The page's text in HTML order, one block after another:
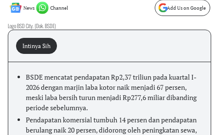
News Channel Add Us on Google
Logo BSD City. (Dok. BSDE)
Intinya Sih
BSDE mencatat pendapatan Rp2,37 triliun pada kuartal I-
2026 dengan marjin laba kotor naik menjadi 67 persen,
meski laba bersih turun menjadi Rp277,6 miliar dibanding
periode sebelumnya.
Pendapatan komersial tumbuh 14 persen dan pendapatan
berulang naik 20 persen, didorong oleh peningkatan sewa,